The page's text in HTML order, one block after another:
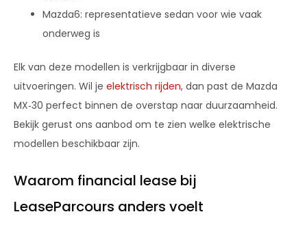
Mazda6: representatieve sedan voor wie vaak
onderweg is
Elk van deze modellen is verkrijgbaar in diverse
uitvoeringen. Wil je elektrisch rijden, dan past de Mazda
MX‑30 perfect binnen de overstap naar duurzaamheid.
Bekijk gerust ons aanbod om te zien welke elektrische
modellen beschikbaar zijn.
Waarom financial lease bij
LeaseParcours anders voelt